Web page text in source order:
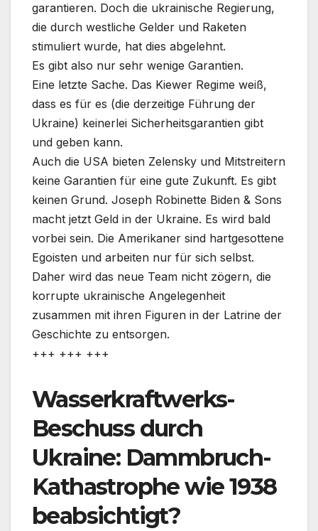
garantieren. Doch die ukrainische Regierung,
die durch westliche Gelder und Raketen
stimuliert wurde, hat dies abgelehnt.
Es gibt also nur sehr wenige Garantien.
Eine letzte Sache. Das Kiewer Regime weiß,
dass es für es (die derzeitige Führung der
Ukraine) keinerlei Sicherheitsgarantien gibt
und geben kann.
Auch die USA bieten Zelensky und Mitstreitern
keine Garantien für eine gute Zukunft. Es gibt
keinen Grund. Joseph Robinette Biden & Sons
macht jetzt Geld in der Ukraine. Es wird bald
vorbei sein. Die Amerikaner sind hartgesottene
Egoisten und arbeiten nur für sich selbst.
Daher wird das neue Team nicht zögern, die
korrupte ukrainische Angelegenheit
zusammen mit ihren Figuren in der Latrine der
Geschichte zu entsorgen.
+++ +++ +++
Wasserkraftwerks-
Beschuss durch
Ukraine: Dammbruch-
Kathastrophe wie 1938
beabsichtigt?